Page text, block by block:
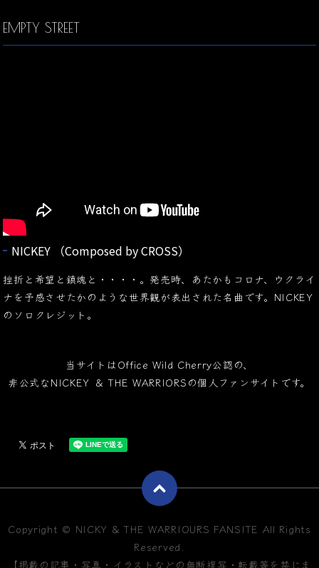
EMPTY STREET
NICKEY （Composed by CROSS）
挫折と希望と鎮魂と・・・・。発売時、あたかもコロナ、ウクライ
ナを予感させたかのような世界観が表出された名曲です。NICKEY
のソロクレジット。
当サイトは OfficeWild Cherry公認の、
非公式なNICKEY ＆ THE WARRIORSの個人ファンサイトです。
Copyright © NICKY & THE WARRIOURS FANSITE All Rights
Reserved.
【掲載の記事・写真・イラストなどの無断複写・転載等を禁じま